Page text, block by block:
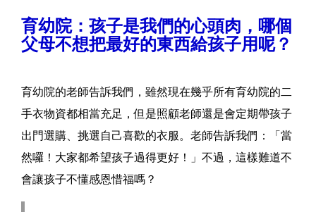
育幼院：孩子是我們的心頭肉，哪個
父母不想把最好的東西給孩子用呢？
育幼院的老師告訴我們，雖然現在幾乎所有育幼院的二
手衣物資都相當充足，但是照顧老師還是會定期帶孩子
出門選購、挑選自己喜歡的衣服。老師告訴我們：「當
然囉！大家都希望孩子過得更好！」不過，這樣難道不
會讓孩子不懂感恩惜福嗎？